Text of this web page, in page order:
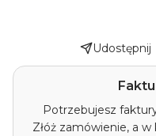
Udostępnij
Potrzebujesz
Złóż zamówienie, a